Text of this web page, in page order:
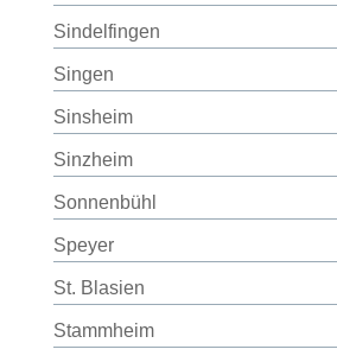
Sindelfingen
Singen
Sinsheim
Sinzheim
Sonnenbühl
Speyer
St. Blasien
Stammheim